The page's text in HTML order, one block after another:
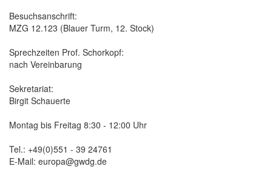
Besuchsanschrift:
MZG 12.123 (Blauer Turm, 12. Stock)
Sprechzeiten Prof. Schorkopf:
nach Vereinbarung
Sekretariat:
Birgit Schauerte
Montag bis Freitag 8:30 - 12:00 Uhr
Tel.: +49(0)551 - 39 24761
E-Mail: europa@gwdg.de